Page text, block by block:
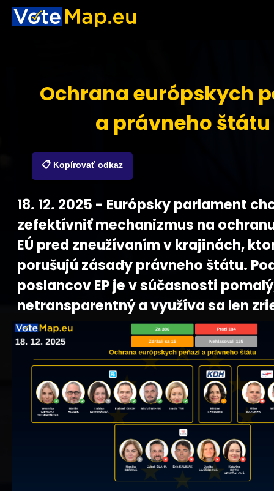
Ochrana európskych
a právneho štátu
📋 Kopírovať odkaz
18. 12. 2025 - Európsky parlament
zefektívniť mechanizmus na
EÚ pred zneužívaním v krajinách,
porušujú zásady právneho štátu.
poslancov EP je v súčasnosti
netransparentný a využíva sa len